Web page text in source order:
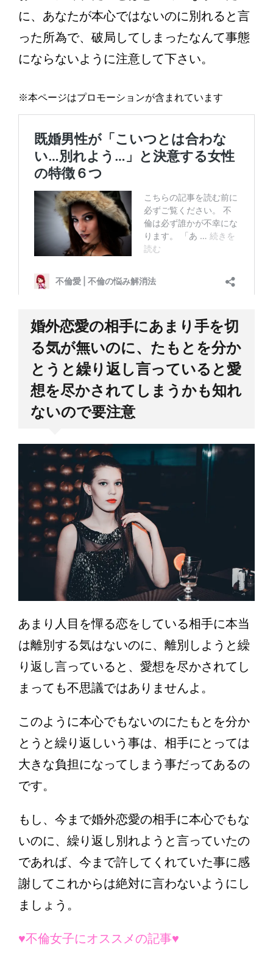
に、あなたが本心ではないのに別れると言
った所為で、破局してしまったなんて事態
にならないように注意して下さい。
婚外恋愛の相手にあまり手を切
る気が無いのに、たもとを分か
とうと繰り返し言っていると愛
想を尽かされてしまうかも知れ
ないので要注意
あまり人目を憚る恋をしている相手に本当
は離別する気はないのに、離別しようと繰
り返し言っていると、愛想を尽かされてし
まっても不思議ではありませんよ。
このように本心でもないのにたもとを分か
とうと繰り返しいう事は、相手にとっては
大きな負担になってしまう事だってあるの
です。
もし、今まで婚外恋愛の相手に本心でもな
いのに、繰り返し別れようと言っていたの
であれば、今まで許してくれていた事に感
謝してこれからは絶対に言わないようにし
ましょう。
♥不倫女子にオススメの記事♥